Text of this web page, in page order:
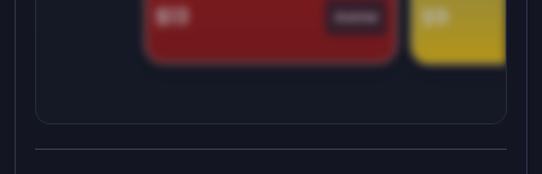
$13 Game $9